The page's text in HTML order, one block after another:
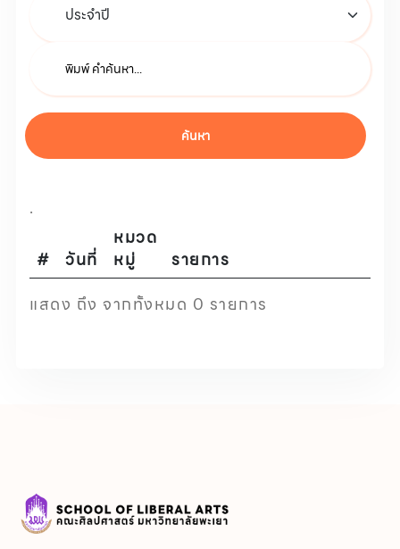
ค้นหา
.
#
วันที่
หมวด
หมู่
รายการ
แสดง ถึง จากทั้งหมด 0 รายการ